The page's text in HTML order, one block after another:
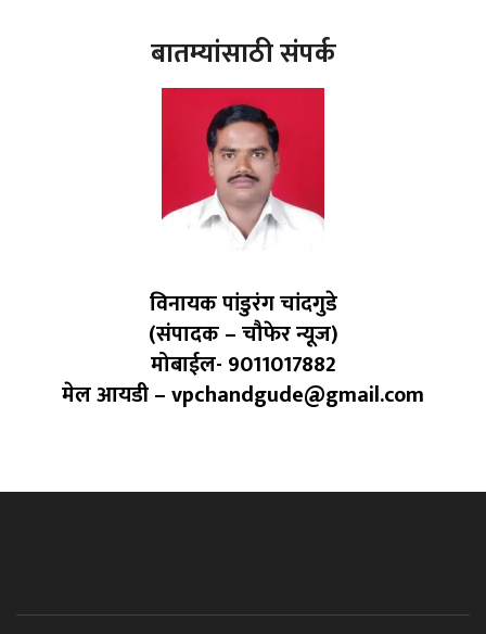
बातम्यांसाठी संपर्क
विनायक पांडुरंग चांदगुडे
(संपादक – चौफेर न्यूज)
मोबाईल- 9011017882
मेल आयडी – vpchandgude@gmail.com